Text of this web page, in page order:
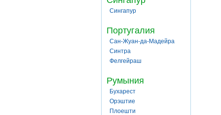
Сингапур
Португалия
Сан-Жуан-да-Мадейра
Синтра
Фелгейраш
Румыния
Бухарест
Орэштие
Плоешти